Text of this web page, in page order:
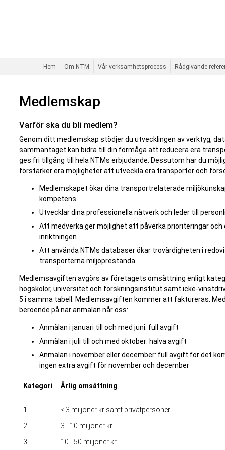
Hem Om NTM Vår verksamhetsprocess Rådgivande
Medlemskap
Varför ska du bli medlem?
Genom ditt medlemskap stödjer du utvecklingen av verktyg,
sammantaget kan bidra till din förmåga att reducera era
ges fri tillgång till hela NTMs erbjudande. Dessutom har du
förstärker era möjligheter att utveckla era transporter och
Medlemskapet ökar dina transportrelaterade
kompetens
Utvecklar dina professionella nätverk och leder till
Att medverka ger möjlighet att påverka prioriteringar
inriktningen
Att använda NTMs databaser ökar trovärdigheten i
transporterna miljöprestanda
Medlemsavgiften avgörs av företagets omsättning enligt
högskolor, universitet och forskningsinstitut samt icke-
5 i samma tabell. Medlemsavgiften kommer att faktureras.
beroende på när anmälan når oss:
Anmälan i januari till och med juni: full avgift
Anmälan i juli till och med oktober: halva avgift
Anmälan i november eller december: full avgift för det
ingen extra avgift för november och december
Kategori Årlig omsättning
1
< 3 miljoner kr samt privatpersoner
2
3 - 10 miljoner kr
3
10 - 50 miljoner kr